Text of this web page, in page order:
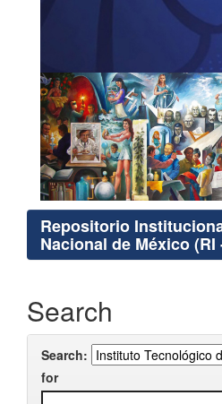
Repositorio
Nacional de México (RI
Search
Search:
for